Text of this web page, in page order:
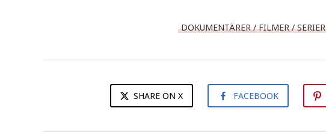
DOKUMENTÄRER / FILMER / SERIER
SHARE ON X FACEBOOK